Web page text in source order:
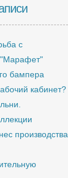
с
"Марафет"
бампера
кабинет?
производства